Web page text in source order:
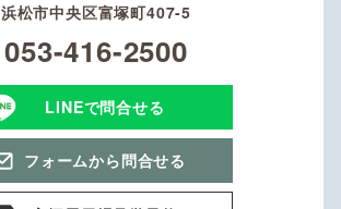
浜松市中央区富塚町407-5
053-416-2500
LINEで問合せる
フォームから問合せる